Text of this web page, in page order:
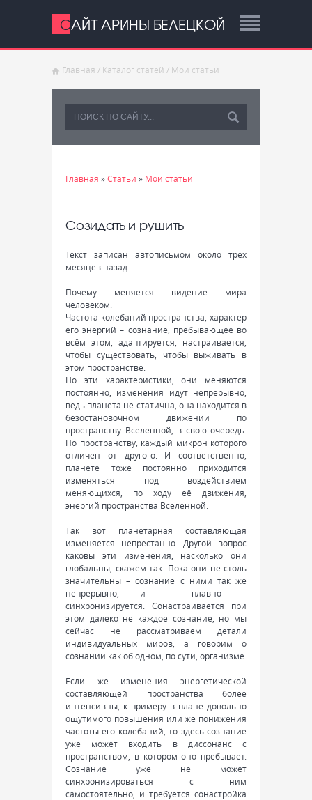
САЙТ АРИНЫ БЕЛЕЦКОЙ
Главная / Каталог статей / Мои статьи
Главная »Статьи » Мои статьи
Созидать и рушить
Текст записан автописьмом около трёх
месяцев назад.
Почему меняется видение мира
человеком.
Частота колебаний пространства, характер
его энергий – сознание, пребывающее во
всём этом, адаптируется, настраивается,
чтобы существовать, чтобы выживать в
этом пространстве.
Но эти характеристики, они меняются
постоянно, изменения идут непрерывно,
ведь планета не статична, она находится в
безостановочном движении по
пространству Вселенной, в свою очередь.
По пространству, каждый микрон которого
отличен от другого. И соответственно,
планете тоже постоянно приходится
изменяться под воздействием
меняющихся, по ходу её движения,
энергий пространства Вселенной.
Так вот планетарная составляющая
изменяется непрестанно. Другой вопрос
каковы эти изменения, насколько они
глобальны, скажем так. Пока они не столь
значительны – сознание с ними так же
непрерывно, и – плавно –
синхронизируется. Сонастраивается при
этом далеко не каждое сознание, но мы
сейчас не рассматриваем детали
индивидуальных миров, а говорим о
сознании как об одном, по сути, организме.
Если же изменения энергетической
составляющей пространства более
интенсивны, к примеру в плане довольно
ощутимого повышения или же понижения
частоты его колебаний, то здесь сознание
уже может входить в диссонанс с
пространством, в котором оно пребывает.
Сознание уже не может
синхронизироваться с ним
самостоятельно, и требуется сонастройка